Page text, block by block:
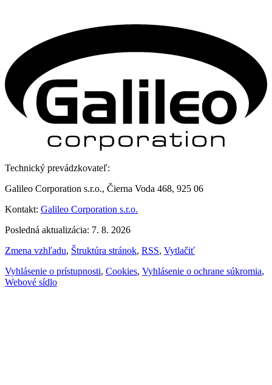
Technický prevádzkovateľ:
Galileo Corporation s.r.o., Čierna Voda 468, 925 06
Kontakt: Galileo Corporation s.r.o.
Posledná aktualizácia: 7. 8. 2026
Zmena vzhľadu, Štruktúra stránok, RSS, Vytlačiť
Vyhlásenie o prístupnosti, Cookies, Vyhlásenie o ochrane súkromia,
Webové sídlo